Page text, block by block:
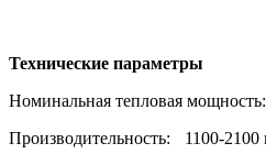
Технические параметры
Номинальная тепловая мощность:
Производительность:
1100-2100